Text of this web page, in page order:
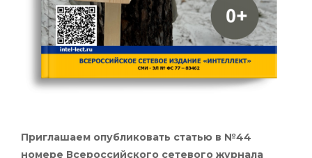
Приглашаем опубликовать статью в №44
номере Всероссийского сетевого журнала